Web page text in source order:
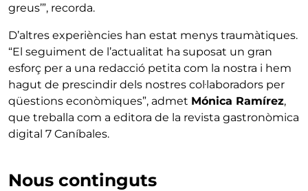
greus’”, recorda.
D’altres experiències han estat menys traumàtiques.
“El seguiment de l’actualitat ha suposat un gran
esforç per a una redacció petita com la nostra i hem
hagut de prescindir dels nostres col·laboradors per
qüestions econòmiques”, admet Mónica Ramírez,
que treballa com a editora de la revista gastronòmica
digital 7 Caníbales.
Nous continguts